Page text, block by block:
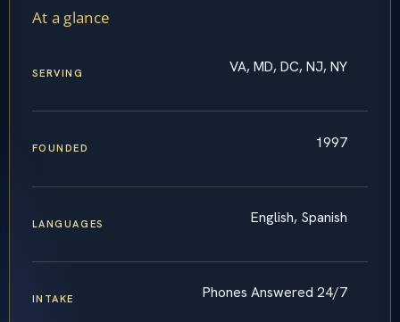
At a glance
SERVING VA, MD, DC, NJ, NY
FOUNDED 1997
LANGUAGES English, Spanish
INTAKE Phones Answered 24/7